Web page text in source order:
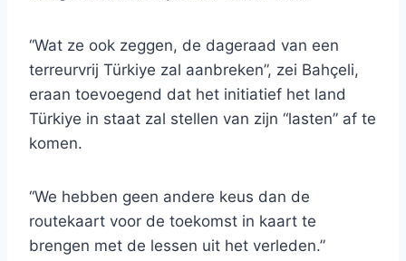
“Wat ze ook zeggen, de dageraad van een
terreurvrij Türkiye zal aanbreken”, zei Bahçeli,
eraan toevoegend dat het initiatief het land
Türkiye in staat zal stellen van zijn “lasten” af te
komen.
“We hebben geen andere keus dan de
routekaart voor de toekomst in kaart te
brengen met de lessen uit het verleden.”